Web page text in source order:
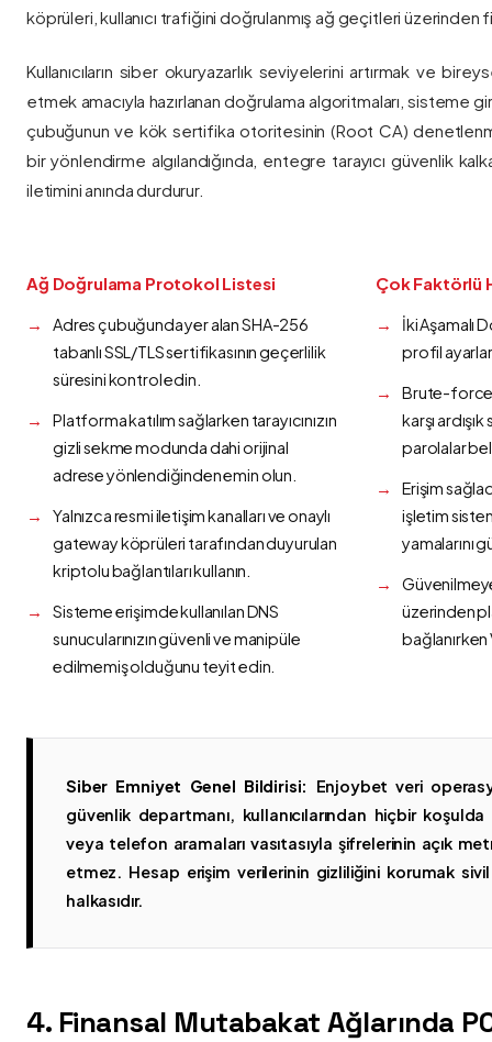
köprüleri, kullanıcı trafiğini doğrulanmış ağ geçitleri üzerinden
Kullanıcıların siber okuryazarlık seviyelerini artırmak ve
etmek amacıyla hazırlanan doğrulama algoritmaları, sisteme
çubuğunun ve kök sertifika otoritesinin (Root CA)
bir yönlendirme algılandığında, entegre tarayıcı güvenlik
iletimini anında durdurur.
Ağ Doğrulama Protokol Listesi
Adres çubuğunda yer alan SHA-256
tabanlı SSL/TLS sertifikasının geçerlilik
süresini kontrol edin.
Platforma katılım sağlarken tarayıcınızın
gizli sekme modunda dahi orijinal
adrese yönlendiğinden emin olun.
Yalnızca resmi iletişim kanalları ve onaylı
gateway köprüleri tarafından duyurulan
kriptolu bağlantıları kullanın.
Sisteme erişimde kullanılan DNS
sunucularınızın güvenli ve manipüle
edilmemiş olduğunu teyit edin.
Çok Faktörlü
İki Aşamalı
profil
Brute-force
karşı
parolalar
Erişim
işletim
yamalarını
üzerinden
bağlanırken
Siber Emniyet Genel Bildirisi:
Enjoybet veri
güvenlik departmanı, kullanıcılarından hiçbir
veya telefon aramaları vasıtasıyla şifrelerinin açık
etmez. Hesap erişim verilerinin gizliliğini korumak
halkasıdır.
4. Finansal Mutabakat Ağlarında